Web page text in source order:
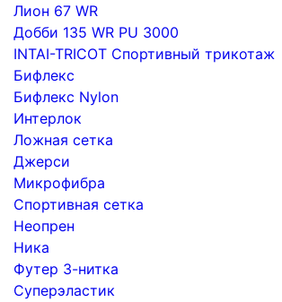
Лион 67 WR
Добби 135 WR PU 3000
INTAI-TRICOT Спортивный трикотаж
Бифлекс
Бифлекс Nylon
Интерлок
Ложная сетка
Джерси
Микрофибра
Спортивная сетка
Неопрен
Ника
Футер 3-нитка
Суперэластик